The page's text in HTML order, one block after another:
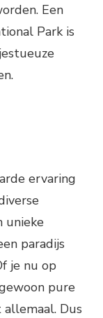
Een
Park is
ervaring
unieke
paradijs
je nu op
pure
Dus